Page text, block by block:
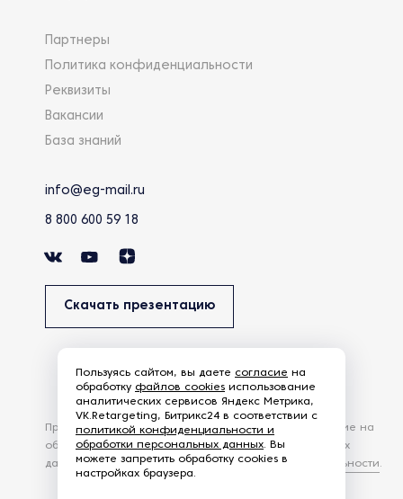
Партнеры
Политика конфиденциальности
Реквизиты
Вакансии
База знаний
info@eg-mail.ru
8 800 600 59 18
Скачать презентацию
Продолжая использовать наш сайт, вы даете согласие на
обработку файлов Cookies и других пользовательских
данных, в соответствии сПолитикой конфиденциальности.
Пользуясь сайтом, вы даете согласие на
обработку файлов cookies использование
аналитических сервисов Яндекс Метрика,
VK.Retargeting, Битрикс24 в соответствии с
политикой конфиденциальности и
обработки персональных данных. Вы
можете запретить обработку cookies в
настройках браузера.